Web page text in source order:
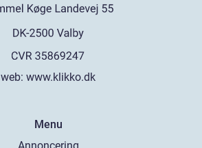
web: www.klikko.dk
Menu